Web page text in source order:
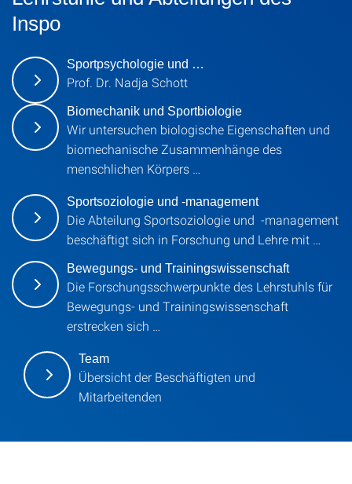
Inspo
Sportpsychologie und …
Prof. Dr. Nadja Schott
Biomechanik und Sportbiologie
Wir untersuchen biologische Eigenschaften und
biomechanische Zusammenhänge des
menschlichen Körpers …
Sportsoziologie und -management
Die Abteilung Sportsoziologie und -management
beschäftigt sich in Forschung und Lehre mit …
Bewegungs- und Trainingswissenschaft
Die Forschungsschwerpunkte des Lehrstuhls für
Bewegungs- und Trainingswissenschaft
erstrecken sich …
Team
Übersicht der Beschäftigten und
Mitarbeitenden